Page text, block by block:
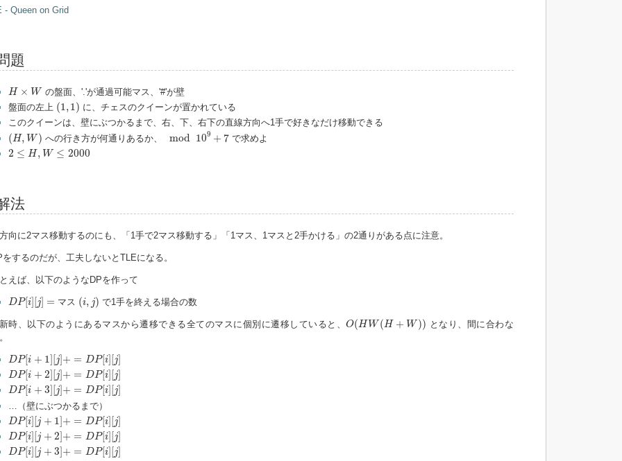
- Queen on Grid
題
H × W
H×W
の盤面、'.'が通過可能マス、'#'が壁
盤面の左上 (1,1)
(1 1)
に、チェスのクイーンが置かれている
このクイーンは、壁にぶつかるまで、右、下、右下の直線方向へ1手で好きなだけ移動できる
(H, W )
(H,W) への行き方が何通りあるか、 mod 109 + 7
10 +7
で求めよ
2 ≤ H, W ≤ 2000
2 H W ≤2000
法
向に2マス移動するのにも、「1手で2マス移動する」「1マス、1マスと2手かける」の2通りがある点に注意。
をするのだが、工夫しないとTLEになる。
えば、以下のようなDPを作って
DP[i][j] =
DP[i][j] = マス (i, j)
( , で1手を終える場合の数
時、以下のようにあるマスから遷移できる全てのマスに個別に遷移していると、O(H W (H + W ))
O( HW(H+W )
となり、間に合わな
DP[i + 1][j]+ = DP[i][j]
DP[i+ 1 j]+ = D j]
DP[i + 2][j]+ = DP[i][j]
DP[i+ 2 [j]+= D j]
DP[i + 3 j + = DP[i j
DP[i+ 3 j]+= D j]
…（壁にぶつかるまで）
DP[i][j + 1]+ = DP[i][j]
DP[i][j+ ] += D j]
DP[i][j + 2]+ = DP[i][j]
DP[i][j+ ] += D j]
DP[i j + 3 + = DP[i j
DP[i][j+ ] += D j]